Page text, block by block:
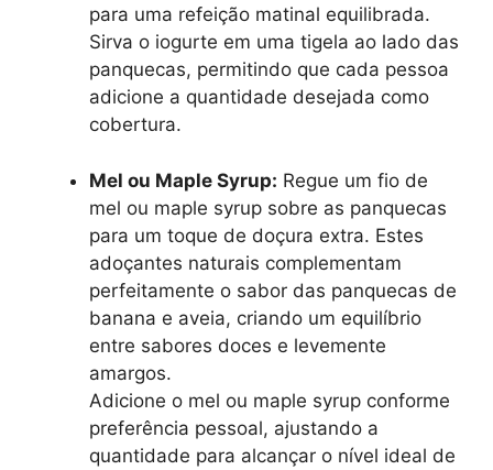
para uma refeição matinal equilibrada.
Sirva o iogurte em uma tigela ao lado das
panquecas, permitindo que cada pessoa
adicione a quantidade desejada como
cobertura.
Mel ou Maple Syrup: Regue um fio de
mel ou maple syrup sobre as panquecas
para um toque de doçura extra. Estes
adoçantes naturais complementam
perfeitamente o sabor das panquecas de
banana e aveia, criando um equilíbrio
entre sabores doces e levemente
amargos.
Adicione o mel ou maple syrup conforme
preferência pessoal, ajustando a
quantidade para alcançar o nível ideal de